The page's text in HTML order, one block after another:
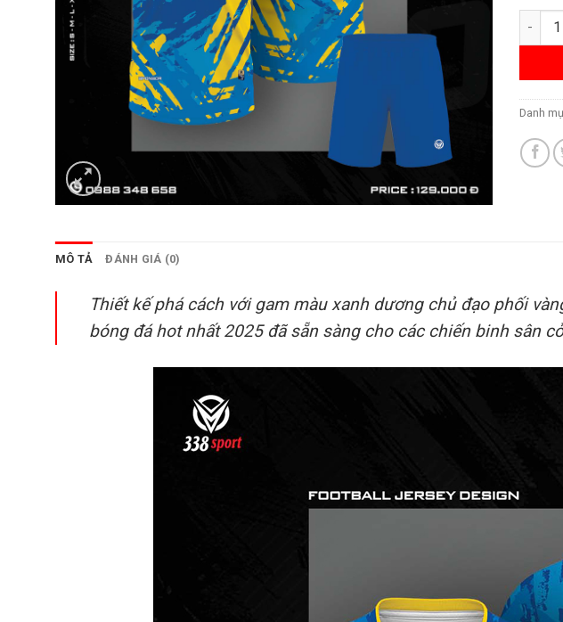
Áo
Danh
MÔ TẢ ĐÁNH GIÁ (0)
Thiết kế phá cách với gam màu xanh dương chủ đạo phối
bóng đá hot nhất 2025 đã sẵn sàng cho các chiến binh sân